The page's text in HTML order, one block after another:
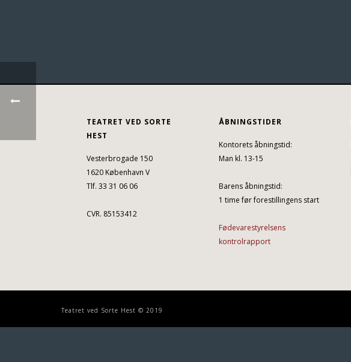
TEATRET VED SORTE
HEST
Vesterbrogade 150
1620 København V
Tlf. 33 31 06 06
CVR. 85153412
ÅBNINGSTIDER
Kontorets åbningstid:
Man kl. 13-15
Barens åbningstid:
1 time før forestillingens start
Fødevarestyrelsens
kontrolrapport
Teatret ved Sorte Hest © 2019